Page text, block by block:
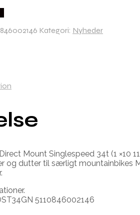
Kategori: Nyheder
Mount Singlespeed 34t (1 ×10
og dutter til særligt mountainbikes
5110846002146